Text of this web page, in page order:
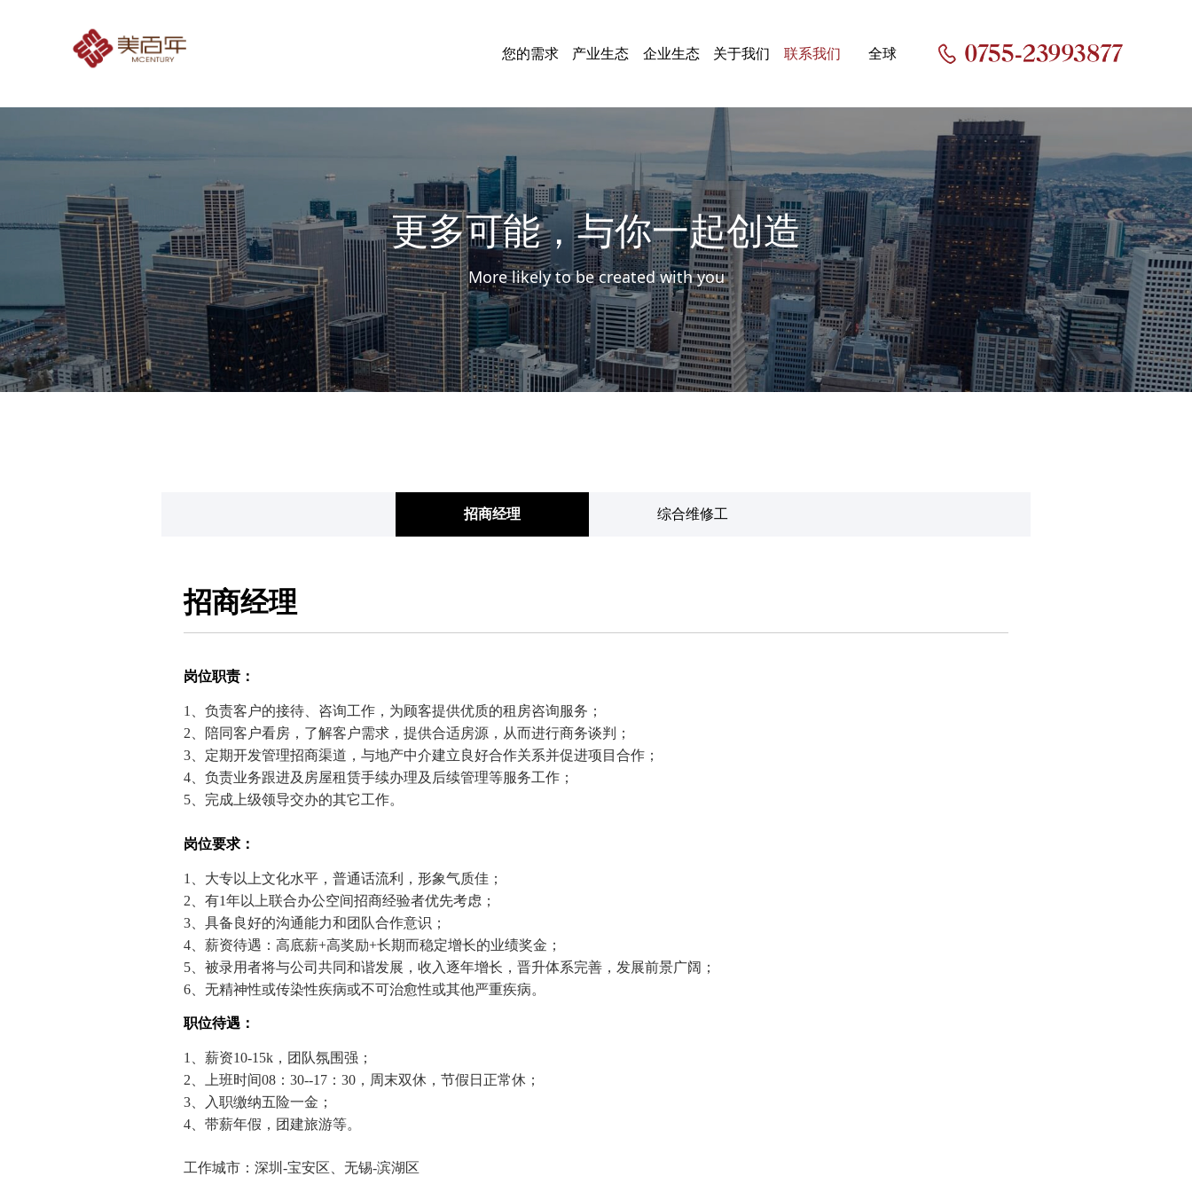
您的需求 产业生态 企业生态 关于我们 联系我们 全球
招商经理 综合维修工
招商经理
岗位职责：
1、负责客户的接待、咨询工作，为顾客提供优质的租房咨询服务；
2、陪同客户看房，了解客户需求，提供合适房源，从而进行商务谈判；
3、定期开发管理招商渠道，与地产中介建立良好合作关系并促进项目合作；
4、负责业务跟进及房屋租赁手续办理及后续管理等服务工作；
5、完成上级领导交办的其它工作。
岗位要求：
1、大专以上文化水平，普通话流利，形象气质佳；
2、有1年以上联合办公空间招商经验者优先考虑；
3、具备良好的沟通能力和团队合作意识；
4、薪资待遇：高底薪+高奖励+长期而稳定增长的业绩奖金；
5、被录用者将与公司共同和谐发展，收入逐年增长，晋升体系完善，发展前景广阔；
6、无精神性或传染性疾病或不可治愈性或其他严重疾病。
职位待遇：
1、薪资10-15k，团队氛围强；
2、上班时间08：30--17：30，周末双休，节假日正常休；
3、入职缴纳五险一金；
4、带薪年假，团建旅游等。
工作城市：深圳-宝安区、无锡-滨湖区
更多可能，与你一起创造
More likely to be created with you